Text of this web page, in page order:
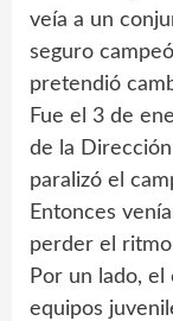
veía a un
seguro
pretendió
Fue el 3 de
de la
paralizó el
Entonces
perder el
Por un lado,
equipos